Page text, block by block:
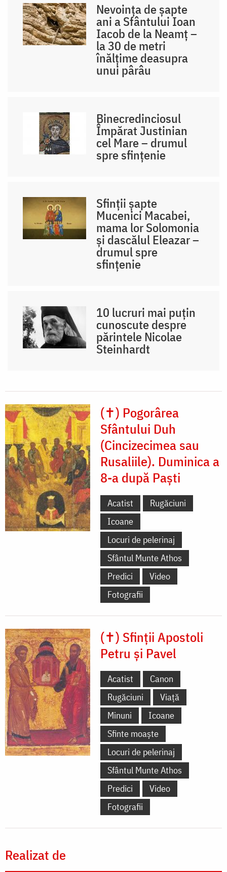
Nevoința de șapte
ani a Sfântului Ioan
Iacob de la Neamț –
la 30 de metri
înălțime deasupra
unui pârâu
Binecredinciosul
Împărat Justinian
cel Mare – drumul
spre sfințenie
Sfinții șapte
Mucenici Macabei,
mama lor Solomonia
și dascălul Eleazar –
drumul spre
sfințenie
10 lucruri mai puțin
cunoscute despre
părintele Nicolae
Steinhardt
(✝) Pogorârea
Sfântului Duh
(Cincizecimea sau
Rusaliile). Duminica a
8-a după Paști
Acatist
Rugăciuni
Icoane
Locuri de pelerinaj
Sfântul Munte Athos
Predici
Video
Fotografii
(✝) Sfinții Apostoli
Petru și Pavel
Acatist
Canon
Rugăciuni
Viață
Minuni
Icoane
Sfinte moaște
Locuri de pelerinaj
Sfântul Munte Athos
Predici
Video
Fotografii
Realizat de